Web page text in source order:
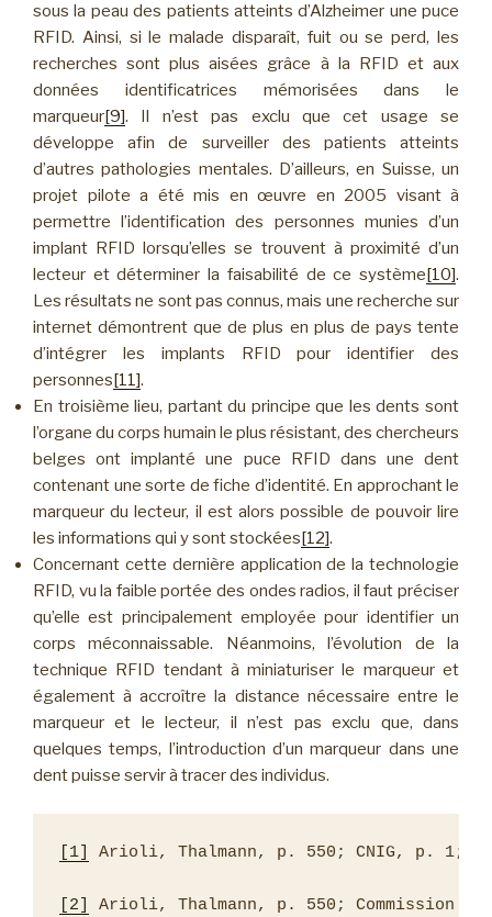
sous la peau des patients atteints d’Alzheimer une puce
RFID. Ainsi, si le malade disparaît, fuit ou se perd, les
recherches sont plus aisées grâce à la RFID et aux
données identificatrices mémorisées dans le
marqueur[9]. Il n’est pas exclu que cet usage se
développe afin de surveiller des patients atteints
d’autres pathologies mentales. D’ailleurs, en Suisse, un
projet pilote a été mis en œuvre en 2005 visant à
permettre l’identification des personnes munies d’un
implant RFID lorsqu’elles se trouvent à proximité d’un
lecteur et déterminer la faisabilité de ce système [10].
Les résultats ne sont pas connus, mais une recherche sur
internet démontrent que de plus en plus de pays tente
d’intégrer les implants RFID pour identifier des
personnes [11].
En troisième lieu, partant du principe que les dents sont
l’organe du corps humain le plus résistant, des chercheurs
belges ont implanté une puce RFID dans une dent
contenant une sorte de fiche d’identité. En approchant le
marqueur du lecteur, il est alors possible de pouvoir lire
les informations qui y sont stockées [12].
Concernant cette dernière application de la technologie
RFID, vu la faible portée des ondes radios, il faut préciser
qu’elle est principalement employée pour identifier un
corps méconnaissable. Néanmoins, l’évolution de la
technique RFID tendant à miniaturiser le marqueur et
également à accroître la distance nécessaire entre le
marqueur et le lecteur, il n’est pas exclu que, dans
quelques temps, l’introduction d’un marqueur dans une
dent puisse servir à tracer des individus.
[1] Arioli, Thalmann, p. 550; CNIG, p. 1;
[2] Arioli, Thalmann, p. 550; Commission